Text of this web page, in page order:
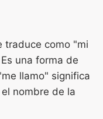
traduce como "mi
una forma de
llamo" significa
nombre de la